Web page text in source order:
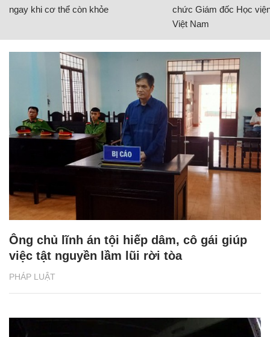
ngay khi cơ thể còn khỏe
chức Giám đốc Học
Việt Nam
PHÁP LUẬT
Ông chủ lĩnh án tội hiếp dâm, cô gái giúp
việc tật nguyền lầm lũi rời tòa